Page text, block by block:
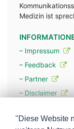
Medizin ist
– Impressum
– Feedback
– Partner
– Disclaimer
"Diese Website